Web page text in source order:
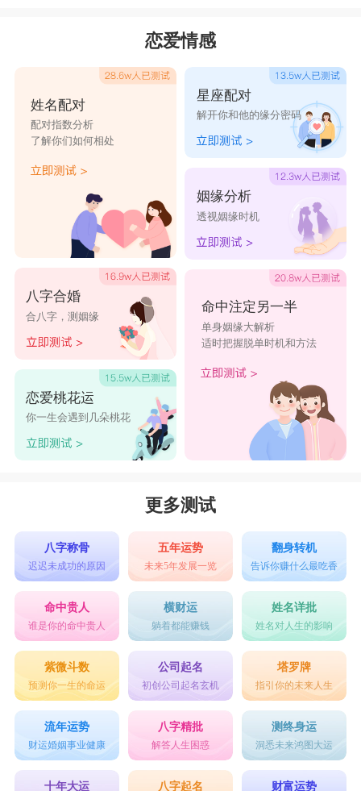
恋爱情感
姓名配对
配对指数分析
了解你们如何相处
八字合婚
合八字，测姻缘
恋爱桃花运
你一生会遇到几朵桃花
星座配对
解开你和他的缘分密码
姻缘分析
透视姻缘时机
命中注定另一半
单身姻缘大解析
适时把握脱单时机和方法
更多测试
八字称骨
迟迟未成功的原因
五年运势
未来5年发展一览
翻身转机
告诉你赚什么最吃香
命中贵人
谁是你的命中贵人
横财运
躺着都能赚钱
姓名详批
姓名对人生的影响
紫微斗数
预测你一生的命运
公司起名
初创公司起名玄机
塔罗牌
指引你的未来人生
流年运势
财运婚姻事业健康
八字精批
解答人生困惑
测终身运
洞悉未来鸿图大运
十年大运 八字起名 财富运势